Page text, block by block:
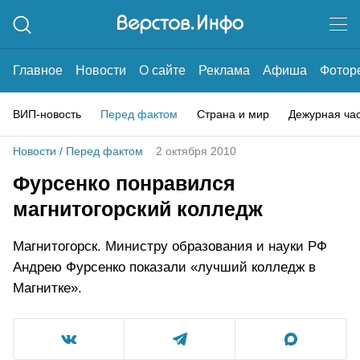
Главное Новости О сайте Реклама Афиша
ВИП-новость Перед фактом Страна и мир Дежурная
Новости / Перед фактом 2 октября 2010
Фурсенко понравился
магнитогорский колледж
Магнитогорск. Министру образования и науки РФ
Андрею Фурсенко показали «лучший колледж в
Магнитке».